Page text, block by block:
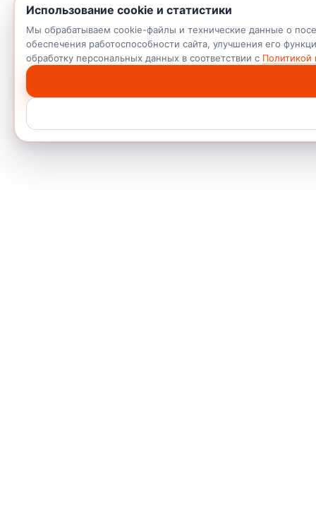
Использование cookie и статистики
Мы обрабатываем cookie-файлы и технические данные о
обеспечения работоспособности сайта, улучшения его
обработку персональных данных в соответствии с Политикой